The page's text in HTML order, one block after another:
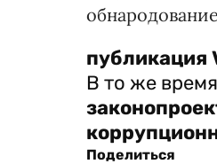
публикация
В то же
Поделиться